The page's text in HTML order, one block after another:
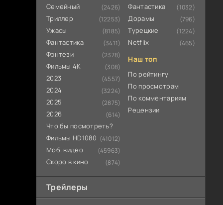
Семейный (2426)
Триллер (12253)
Ужасы (8185)
Фантастика (3411)
Фэнтези (2378)
Фильмы 4К (308)
2023 (4557)
2024 (3224)
2025 (2875)
2026 (614)
Что бы посмотреть?
Фильмы HD1080 (41012)
Моб. видео (45963)
Скоро в кино (874)
Фантастика (1032)
Дорамы (796)
Турецкие (1224)
Netflix (465)
Наш топ
По рейтингу
По просмотрам
По комментариям
Рецензии
Трейлеры